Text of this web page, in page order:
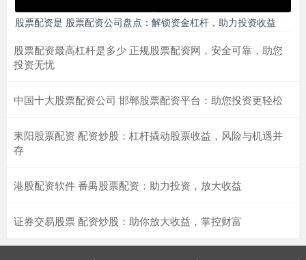
股票配资是 股票配资公司盘点：解锁资金杠杆，助力投资收益
股票配资最高杠杆是多少 正规股票配资网，安全可靠，助您
投资无忧
中国十大股票配资公司 邯郸股票配资平台：助您投资更轻松
耒阳股票配资 配资炒股：杠杆撬动股票收益，风险与机遇并
存
港股配资软件 番禺股票配资：助力投资，放大收益
证券交易股票 配资炒股：助你放大收益，掌控财富